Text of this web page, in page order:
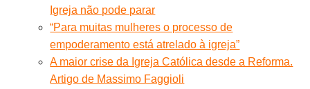
Igreja não pode parar
“Para muitas mulheres o processo de
empoderamento está atrelado à igreja”
A maior crise da Igreja Católica desde a Reforma.
Artigo de Massimo Faggioli